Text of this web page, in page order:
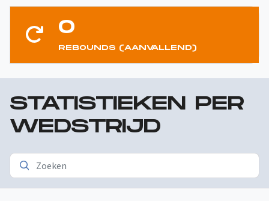
0
REBOUNDS (AANVALLEND)
STATISTIEKEN PER
WEDSTRIJD